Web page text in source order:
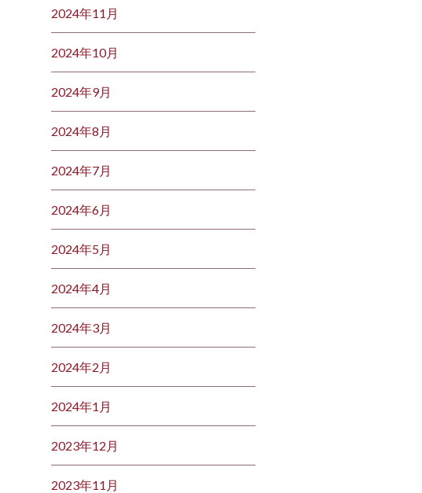
2024年11月
2024年10月
2024年9月
2024年8月
2024年7月
2024年6月
2024年5月
2024年4月
2024年3月
2024年2月
2024年1月
2023年12月
2023年11月